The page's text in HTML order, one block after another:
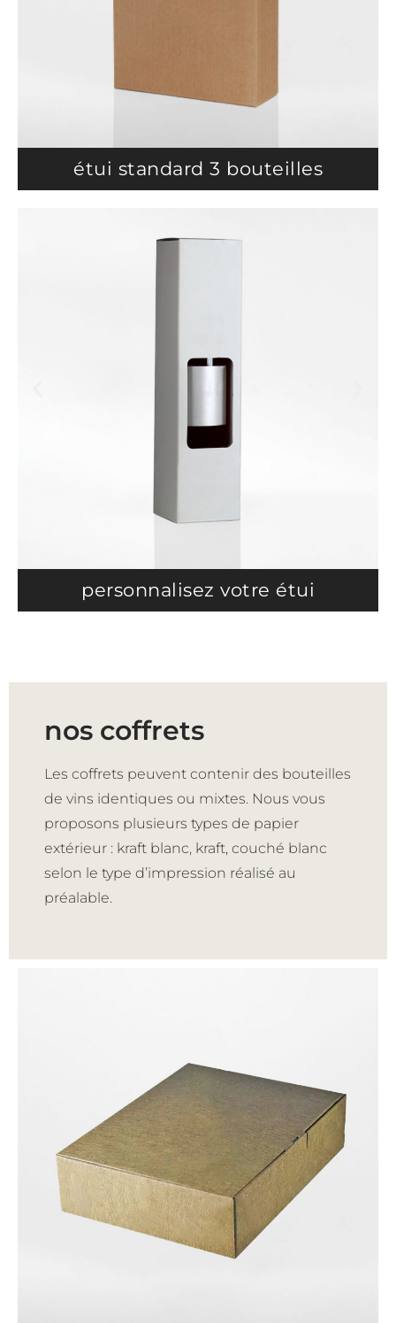
étui standard 3 bouteilles
personnalisez votre étui
nos coffrets
Les coffrets peuvent contenir des bouteilles
de vins identiques ou mixtes. Nous vous
proposons plusieurs types de papier
extérieur : kraft blanc, kraft, couché blanc
selon le type d’impression réalisé au
préalable.